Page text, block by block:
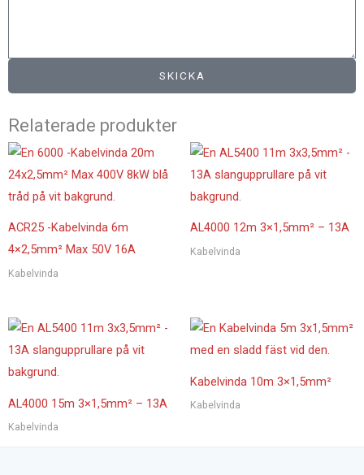
SKICKA
Relaterade produkter
ACR25 -Kabelvinda 6m
4×2,5mm² Max 50V 16A
Kabelvinda
AL4000 12m 3×1,5mm² – 13A
Kabelvinda
AL4000 15m 3×1,5mm² – 13A
Kabelvinda
Kabelvinda 10m 3×1,5mm²
Kabelvinda